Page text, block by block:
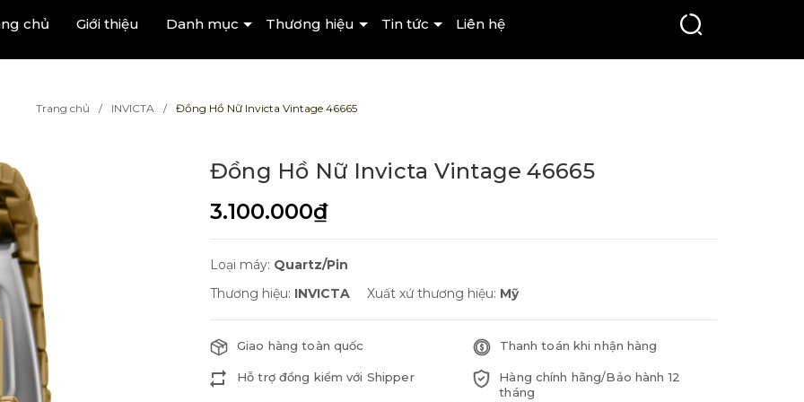
chủ Giới thiệu Danh mục Thương hiệu Tin tức Liên hệ
Trang chủ INVICTA Đồng Hồ Nữ Invicta Vintage 46665
Đồng Hồ Nữ Invicta Vintage 46665
3.100.000₫
Loại máy: Quartz/Pin
Thương hiệu: INVICTA Xuất xứ thương hiệu: Mỹ
Giao hàng toàn quốc Thanh toán khi nhận hàng
Hỗ trợ đồng kiểm với Shipper
Hàng chính hãng/Bảo hành 12
tháng